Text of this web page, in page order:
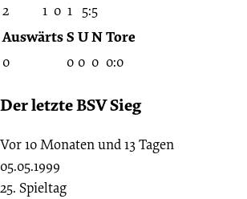
2 1 0 1 5:5
AuswärtsS UNTore
0 0 0 0 0:0
Der letzte BSV Sieg
Vor 10 Monaten und 13 Tagen
05.05.1999
25. Spieltag